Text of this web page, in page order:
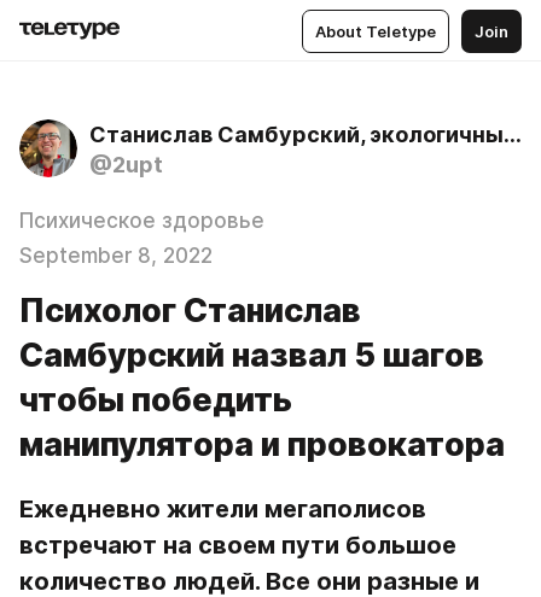
About Teletype Join
Станислав Самбурский, экологичный психолог
@2upt
Психическое здоровье
September 8, 2022
Психолог Станислав
Самбурский назвал 5 шагов
чтобы победить
манипулятора и провокатора
Ежедневно жители мегаполисов
встречают на своем пути большое
количество людей. Все они разные и